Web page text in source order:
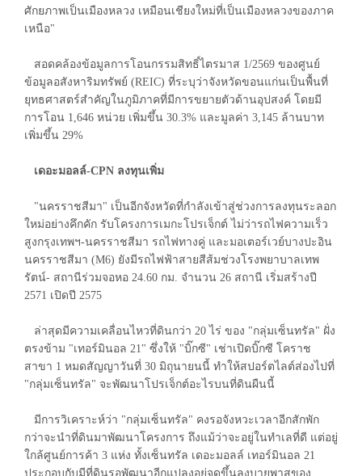
ศักยภาพเป็นเมืองหลวง เหมือนเชียงใหม่ที่เป็นเมืองหลวงของภาค
เหนือ"
สอดคล้องข้อมูลการโอนกรรมสิทธิ์ไตรมาส 1/2569 ของศูนย์
ข้อมูลอสังหาริมทรัพย์ (REIC) ที่ระบุว่าจังหวัดขอนแก่นเป็นพื้นที่
ยุทธศาสตร์สำคัญในภูมิภาคที่มีการขยายตัวด้านอุปสงค์ โดยมี
การโอน 1,646 หน่วย เพิ่มขึ้น 30.3% และมูลค่า 3,145 ล้านบาท
เพิ่มขึ้น 29%
เดอะมอลล์-CPN ลงทุนเพิ่ม
"นครราชสีมา" เป็นอีกจังหวัดที่กำลังเข้าสู่ช่วงการลงทุนระลอก
ใหม่อย่างคึกคัก รับโครงการเมกะโปรเจ็กต์ ไม่ว่ารถไฟความเร็ว
สูงกรุงเทพฯ-นครราชสีมา รถไฟทางคู่ และมอเตอร์เวย์บางปะอิน
นครราชสีมา (M6) ยังมีรถไฟฟ้าสายสีส้มช่วงโรงพยาบาลเทพ
รัตน์- สถานีร่วมจอหอ 24.60 กม. จำนวน 26 สถานี เริ่มสร้างปี
2571 เปิดปี 2575
ล่าสุดมีความเคลื่อนไหวที่ดินกว่า 20 ไร่ ของ "กลุ่มเซ็นทรัล" ฝั่ง
ตรงข้าม "เทอร์มินอล 21" ซึ่งให้ "บิ๊กซี" เช่าเปิดบิ๊กซี โคราช
สาขา 1 หมดสัญญาวันที่ 30 มิถุนายนนี้ ทำให้สปอร์ตไลต์ส่องไปที่
"กลุ่มเซ็นทรัล" จะพัฒนาโปรเจ็กต์อะไรบนที่ดินผืนนี้
มีการวิเคราะห์ว่า "กลุ่มเซ็นทรัล" คงรอจังหวะเวลาอีกสักพัก
กว่าจะนำที่ดินมาพัฒนาโครงการ ถึงแม้ว่าจะอยู่ในทำเลที่ดี แต่อยู่
ใกล้ศูนย์การค้า 3 แห่ง ทั้งเซ็นทรัล เดอะมอลล์ เทอร์มินอล 21
ประกอบกับมีที่ดินรอพัฒนาอีกแปลงอยู่จุดขึ้นลงบายพาสของ